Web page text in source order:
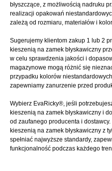
błyszczące, z możliwością nadruku
realizacji opakowań
zależą od rozmiaru, materiałów i
Sugerujemy klientom zakup 1 lub 2
kieszenią na zamek błyskawiczny
w celu sprawdzenia jakości i
magazynowe mogą różnić się
przypadku kolorów
zapewniamy zanurzenie przed
Wybierz EvaRicky®, jeśli
kieszenią na zamek błyskawiczny i
od zaufanego producenta i
kieszenią na zamek błyskawiczny z
spełniać najwyższe standardy,
funkcjonalność podczas każdego